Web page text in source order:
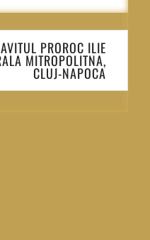
PROROC ILIE
MITROPOLITNA,
CLUJ-NAPOCA